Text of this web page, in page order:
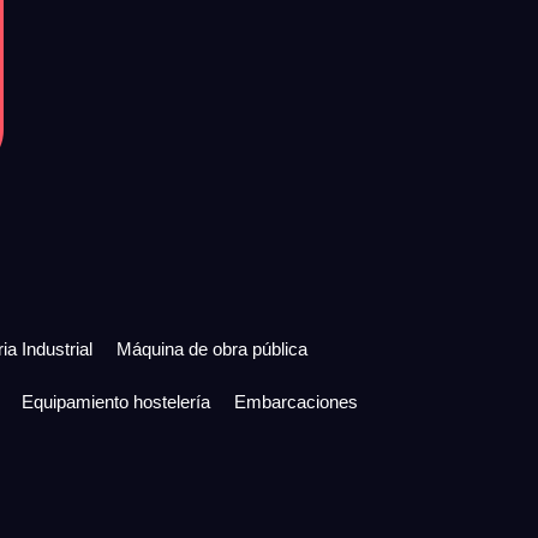
Industrial Máquina de obra pública
Equipamiento hostelería Embarcaciones